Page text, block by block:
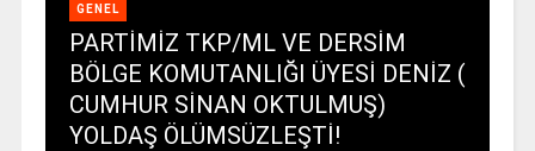
GENEL
PARTİMİZ TKP/ML VE DERSİM
BÖLGE KOMUTANLIĞI ÜYESİ DENİZ (
CUMHUR SİNAN OKTULMUŞ)
YOLDAŞ ÖLÜMSÜZLEŞTİ!